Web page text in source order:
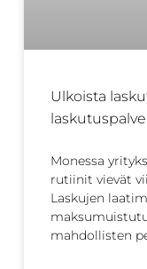
Ulkoista
Monessa
rutiinit vievät
Laskujen
mahdollisten